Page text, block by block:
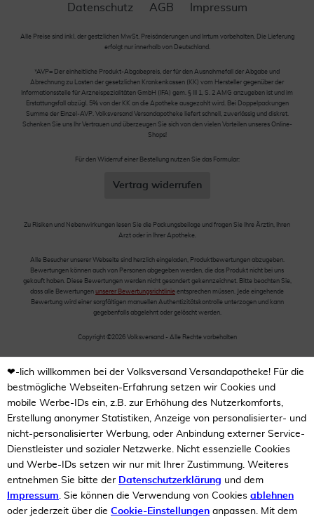
Datenschutz AGB Impressum
Alle Preise sind inkl. der gestzlichen MwSt. Preisänderungen und Irrtum vorbehalten. Die Lieferung
erfolgt nur innerhalb von Deutschland.
*AVP= Der einheitliche Produkt-Abgabepreis, der für den Ausnahmefall der Abgabe und
Abrechnung zu Lasten der gesetzlichen Krankenkassen (KK) vom Hersteller gegenüber der
Informationsstelle für Arzneispezialitäten GmbH (IFA) gem. § III 1, S. 2 AMG anzugeben ist und im
Erstattungsfall abzügl. 5% von der KK an die Apotheke ausgezahlt wird. Bei Doppelpackungen
Summe der Einzel-AVP. Volksversand Versandapotheke liefert schnell, zuverlässig und diskret.
Schenken Sie uns Ihr Vertrauen und überzeugen Sie sich von den vielen Vorteilen unseres Online-
Shops!
Für den Widerruf einer Bestellung nutzen Sie das Formular:
Vertrag widerrufen
Zu Risiken und Nebenwirkungen lesen Sie die Packungsbeilage und fragen Sie Ihre Ärztin, Ihren
Arzt oder in Ihrer Apotheke.
Alle Besucher unserer Webseite sind herzlich eingeladen, Produktbewertungen abzugeben.
Bewertungen können auch von Personen abgegeben werden, die das Produkt nicht bei uns
gekauft haben. Diese Bewertungen werden nicht gesondert gekennzeichnet. Bitte beachten Sie,
dass alle Bewertungen unserer Bewertungsrichtlinie entsprechen müssen. Jede eingehende
Bewertung wird einer sorgfältigen manuellen Authentizitätskontrolle unterzogen und kann
gegebenfalls abgelehnt oder gelöscht werden.
Copyright ©2026 Volksversand - Alle Rechte vorbehalten
❤-lich willkommen bei der Volksversand Versandapotheke! Für die
bestmögliche Webseiten-Erfahrung setzen wir Cookies und
mobile Werbe-IDs ein, z.B. zur Erhöhung des Nutzerkomforts,
Erstellung anonymer Statistiken, Anzeige von personalisierter- und
nicht-personalisierter Werbung, oder Anbindung externer Service-
Dienstleister und sozialer Netzwerke. Nicht essenzielle Cookies
und Werbe-IDs setzen wir nur mit Ihrer Zustimmung. Weiteres
entnehmen Sie bitte der Datenschutzerklärung und dem
Impressum. Sie können die Verwendung von Cookies ablehnen
oder jederzeit über die Cookie-Einstellungen anpassen. Mit dem